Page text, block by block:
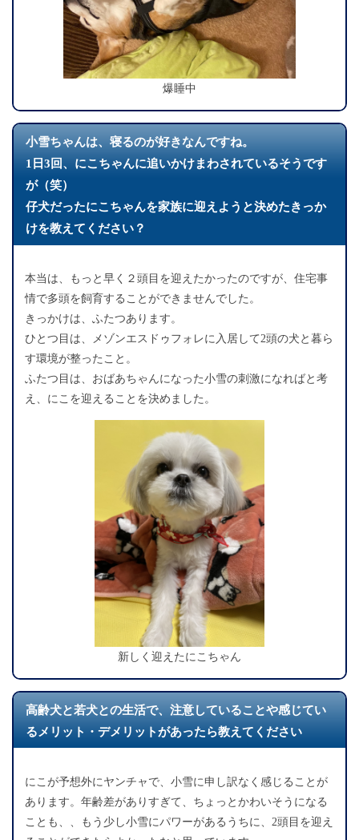
爆睡中
小雪ちゃんは、寝るのが好きなんですね。
1日3回、にこちゃんに追いかけまわされているそうです
が（笑）
仔犬だったにこちゃんを家族に迎えようと決めたきっか
けを教えてください？
本当は、もっと早く２頭目を迎えたかったのですが、住宅事
情で多頭を飼育することができませんでした。
きっかけは、ふたつあります。
ひとつ目は、メゾンエスドゥフォレに入居して2頭の犬と暮ら
す環境が整ったこと。
ふたつ目は、おばあちゃんになった小雪の刺激になればと考
え、にこを迎えることを決めました。
新しく迎えたにこちゃん
高齢犬と若犬との生活で、注意していることや感じてい
るメリット・デメリットがあったら教えてください
にこが予想外にヤンチャで、小雪に申し訳なく感じることが
あります。年齢差がありすぎて、ちょっとかわいそうになる
ことも、、もう少し小雪にパワーがあるうちに、2頭目を迎え